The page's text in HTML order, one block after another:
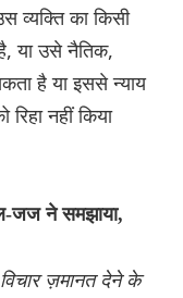
व्यक्ति का किसी
या उसे नैतिक,
है या इससे न्याय
नहीं किया
जज ने समझाया,
ज़मानत देने के